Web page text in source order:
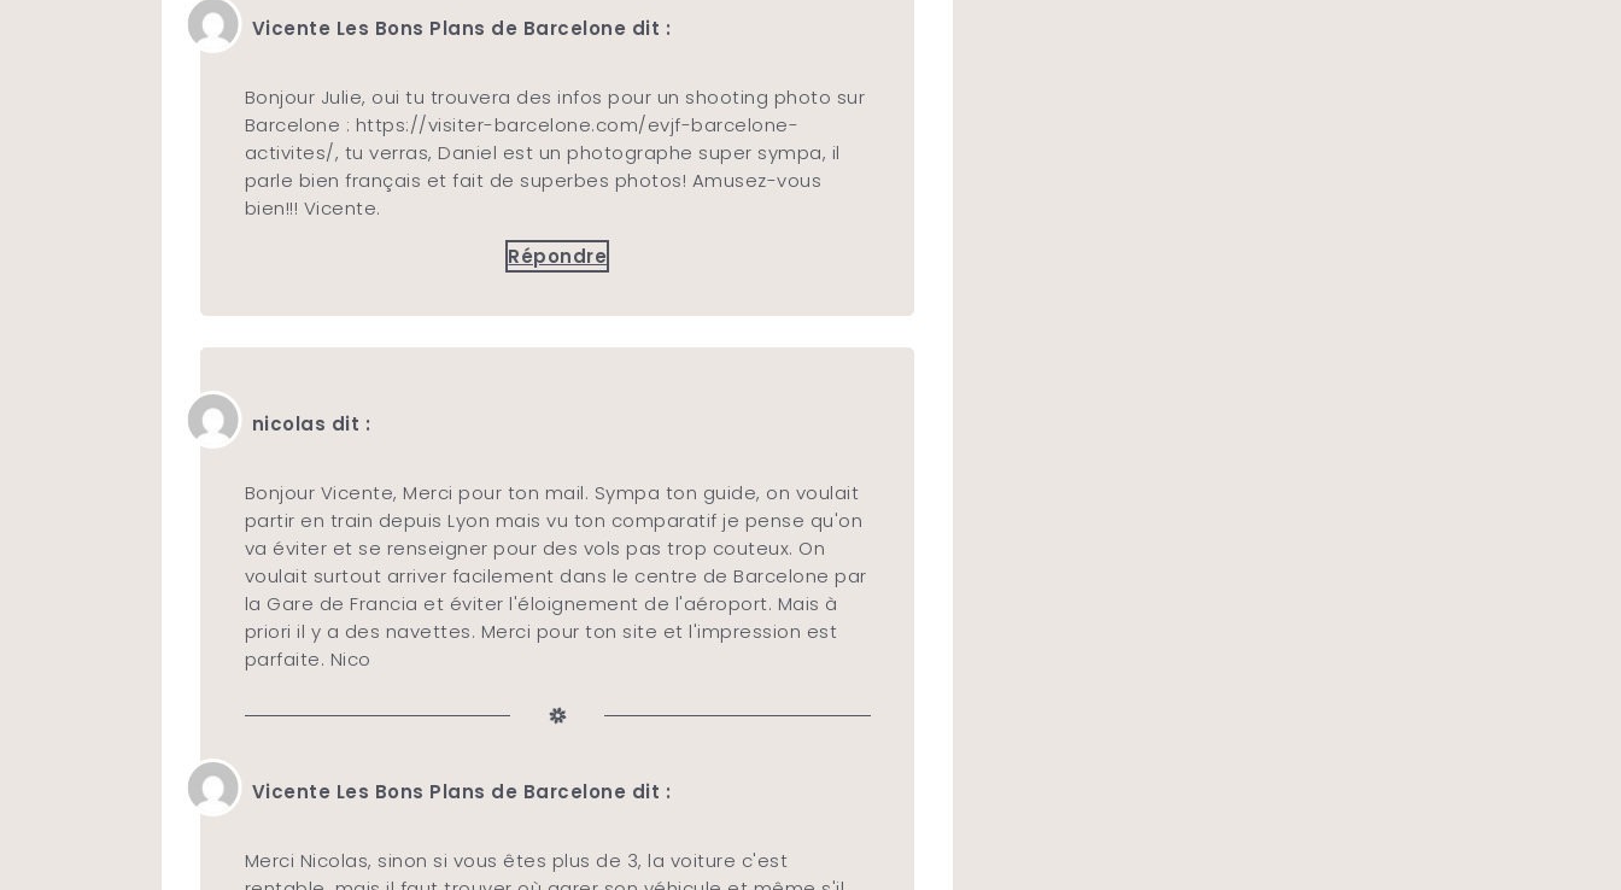
Vicente Les Bons Plans de Barcelone dit :
Bonjour Julie, oui tu trouvera des infos pour un shooting photo sur
Barcelone : https://visiter-barcelone.com/evjf-barcelone-
activites/, tu verras, Daniel est un photographe super sympa, il
parle bien français et fait de superbes photos! Amusez-vous
bien!!! Vicente.
Répondre
nicolas dit :
Bonjour Vicente, Merci pour ton mail. Sympa ton guide, on voulait
partir en train depuis Lyon mais vu ton comparatif je pense qu'on
va éviter et se renseigner pour des vols pas trop couteux. On
voulait surtout arriver facilement dans le centre de Barcelone par
la Gare de Francia et éviter l'éloignement de l'aéroport. Mais à
priori il y a des navettes. Merci pour ton site et l'impression est
parfaite. Nico
Vicente Les Bons Plans de Barcelone dit :
Merci Nicolas, sinon si vous êtes plus de 3, la voiture c'est